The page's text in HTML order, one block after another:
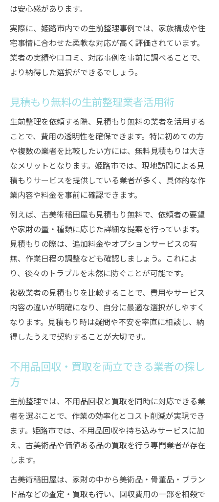
は安心感があります。
実際に、姫路市内での生前整理事例では、家族構成や住
宅事情に合わせた柔軟な対応が高く評価されています。
業者の実績や口コミ、対応事例を事前に調べることで、
より納得した選択ができるでしょう。
見積もり無料の生前整理業者活用術
生前整理を依頼する際、見積もり無料の業者を活用する
ことで、費用の透明性を確保できます。特に初めての方
や複数の業者を比較したい方には、無料見積もりは大き
なメリットとなります。姫路市では、現地訪問による見
積もりサービスを提供している業者が多く、具体的な作
業内容や料金を事前に確認できます。
例えば、古美術稲田屋も見積もり無料で、依頼者の要望
や家財の量・種類に応じた詳細な提案を行っています。
見積もりの際は、追加料金やオプションサービスの有
無、作業日程の調整なども確認しましょう。これによ
り、後々のトラブルを未然に防ぐことが可能です。
複数業者の見積もりを比較することで、費用やサービス
内容の違いが明確になり、自分に最適な選択がしやすく
なります。見積もり時は疑問や不安を率直に相談し、納
得したうえで契約することが大切です。
不用品回収・買取を両立できる業者の探し
方
生前整理では、不用品回収と買取を同時に対応できる業
者を選ぶことで、作業の効率化とコスト削減が実現でき
ます。姫路市では、不用品回収や持ち込みサービスに加
え、古美術品や価値ある品の買取を行う専門業者が存在
します。
古美術稲田屋は、家財の中から美術品・骨董品・ブラン
ド品などの査定・買取も行い、回収費用の一部を相殺で